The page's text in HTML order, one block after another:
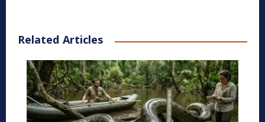
Related Articles